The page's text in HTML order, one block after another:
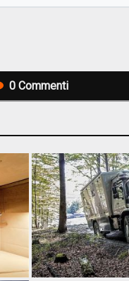
0 Commenti